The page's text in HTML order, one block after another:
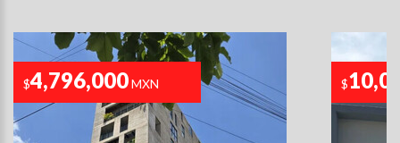
$4,796,000MXN $